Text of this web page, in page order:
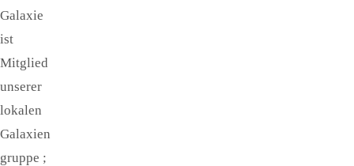
Galaxie
ist
Mitglied
unserer
lokalen
Galaxien
gruppe ;